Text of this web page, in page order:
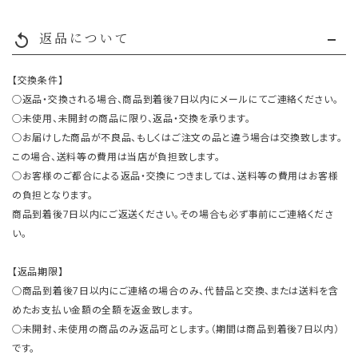
replay 返品について
【交換条件】
○返品・交換される場合、商品到着後7日以内にメールにてご連絡ください。
○未使用、未開封の商品に限り、返品・交換を承ります。
○お届けした商品が不良品、もしくはご注文の品と違う場合は交換致します。
この場合、送料等の費用は当店が負担致します。
○お客様のご都合による返品・交換につきましては、送料等の費用はお客様
の負担となります。
商品到着後7日以内にご返送ください。その場合も必ず事前にご連絡くださ
い。
【返品期限】
○商品到着後7日以内にご連絡の場合のみ、代替品と交換、または送料を含
めたお支払い金額の全額を返金致します。
○未開封、未使用の商品のみ返品可とします。（期間は商品到着後7日以内）
です。